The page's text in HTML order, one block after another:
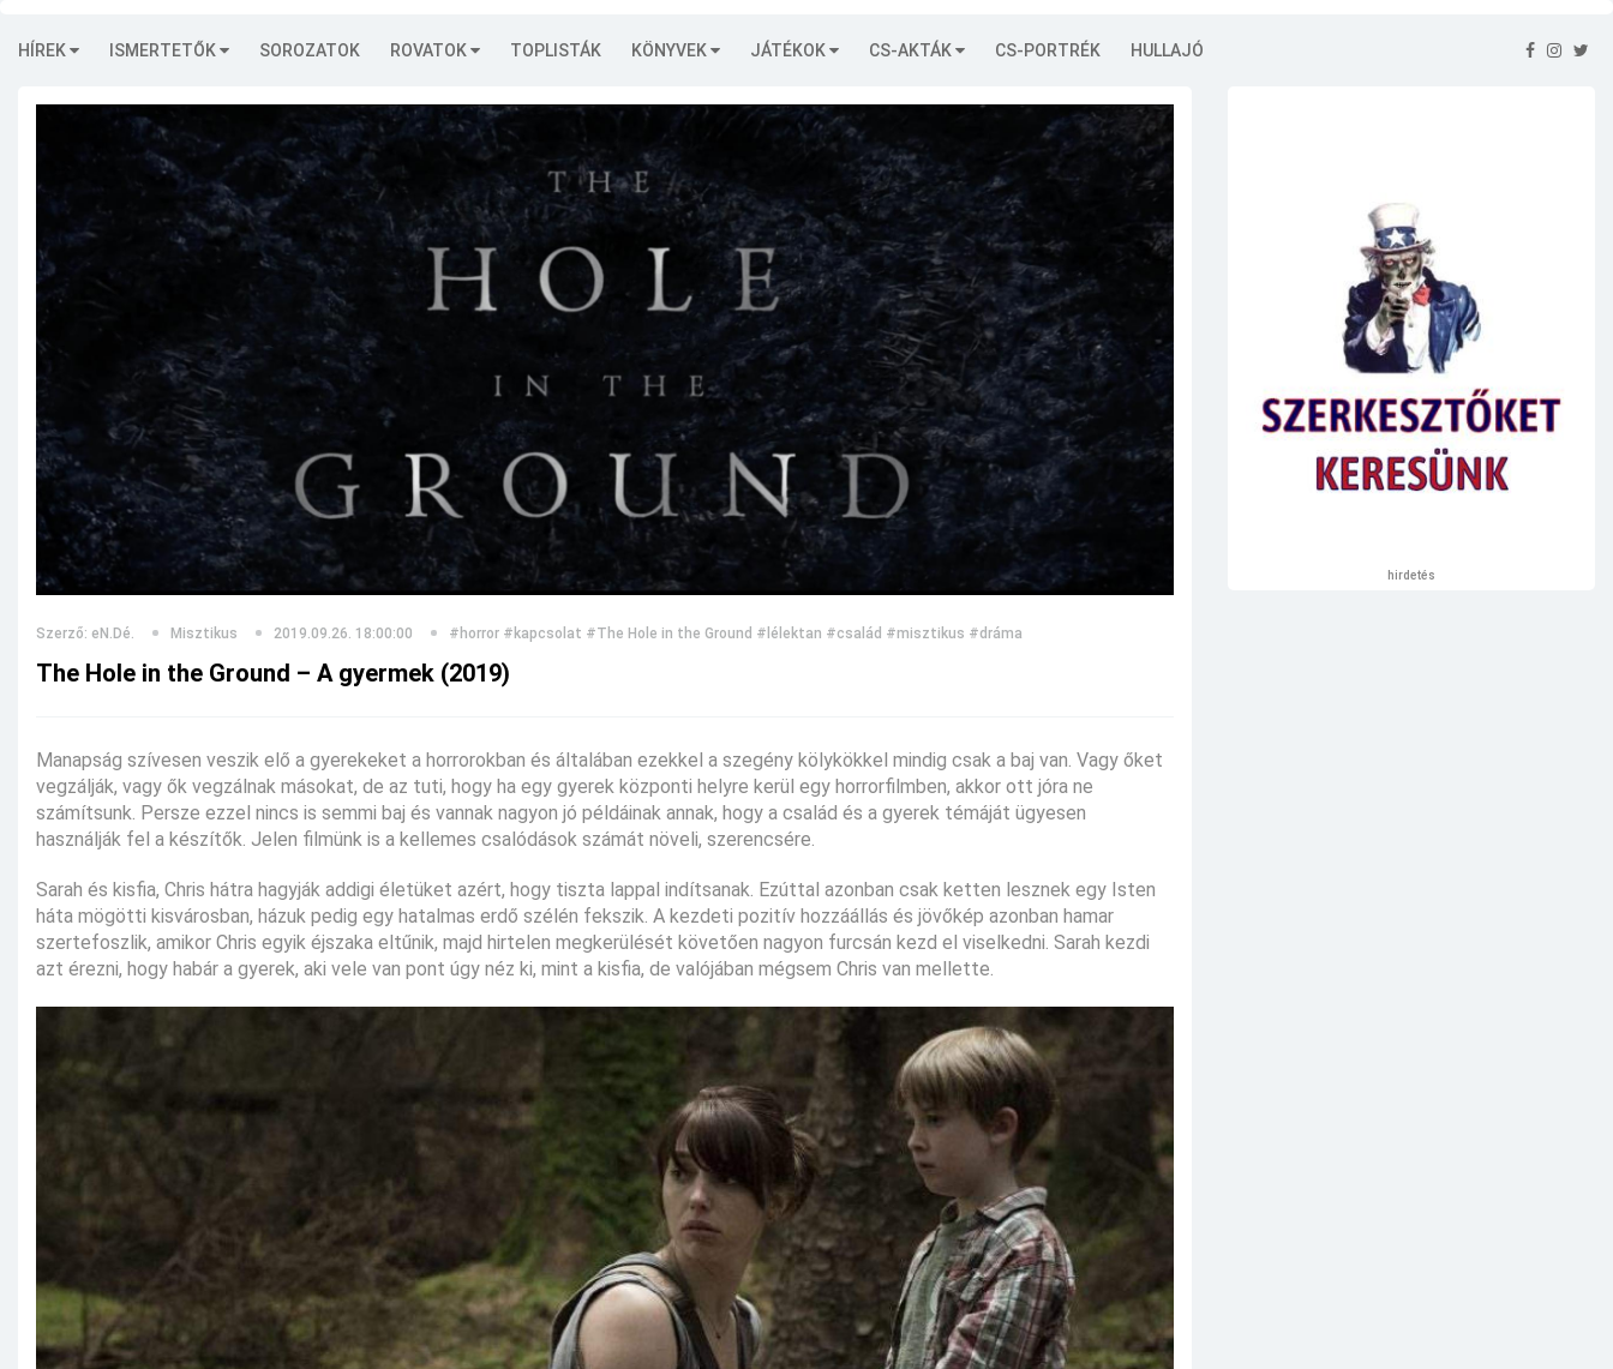
HÍREK ISMERTETŐK SOROZATOK ROVATOK TOPLISTÁK KÖNYVEK JÁTÉKOK CS-AKTÁK CS-PORTRÉK HULLAJÓ
Szerző: eN.Dé. Misztikus 2019.09.26. 18:00:00 #horror #kapcsolat #The Hole in the Ground #lélektan #család #misztikus #dráma
The Hole in the Ground – A gyermek (2019)
Manapság szívesen veszik elő a gyerekeket a horrorokban és általában ezekkel a szegény kölykökkel mindig csak a baj van. Vagy őket
vegzálják, vagy ők vegzálnak másokat, de az tuti, hogy ha egy gyerek központi helyre kerül egy horrorfilmben, akkor ott jóra ne
számítsunk. Persze ezzel nincs is semmi baj és vannak nagyon jó példáinak annak, hogy a család és a gyerek témáját ügyesen
használják fel a készítők. Jelen filmünk is a kellemes csalódások számát növeli, szerencsére.
Sarah és kisfia, Chris hátra hagyják addigi életüket azért, hogy tiszta lappal indítsanak. Ezúttal azonban csak ketten lesznek egy Isten
háta mögötti kisvárosban, házuk pedig egy hatalmas erdő szélén fekszik. A kezdeti pozitív hozzáállás és jövőkép azonban hamar
szertefoszlik, amikor Chris egyik éjszaka eltűnik, majd hirtelen megkerülését követően nagyon furcsán kezd el viselkedni. Sarah kezdi
azt érezni, hogy habár a gyerek, aki vele van pont úgy néz ki, mint a kisfia, de valójában mégsem Chris van mellette.
hirdetés